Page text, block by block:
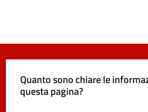
Quanto sono chiare le
questa pagina?